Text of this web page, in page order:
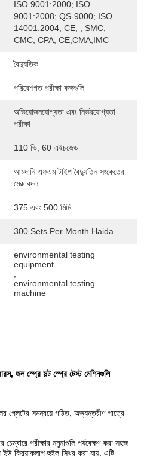
ISO 9001:2000; ISO
9001:2008; QS-9000; ISO
14001:2004; CE, , SMC,
CMC, CPA, CE,CMA,IMC
বৈদ্যুতিক
পরিবেশগত পরীক্ষা কক্ষগুলি
অভিযোজনযোগ্যতা এবং নির্ভরযোগ্যতা
পরীক্ষা
110 ভি, 60 এইচজেড
আমদানি এফএম টাইপ বৈদ্যুতিন সংকেতের
মেরু বদল
375 এবং 500 মিমি
300 Sets Per Month Haida
environmental testing
equipment
environmental testing
machine
জল স্প্রে সল্ট স্প্রে টেস্ট মেশিনগুলি
প্লেটের সমন্বয়ে গঠিত, অভ্যন্তরীণ পাত্রে
পরীক্ষার নমুনাগুলি পর্যবেক্ষণ করা সহজ
ইউ ক্রিয়াকলাপ হুইল স্থির করা যায়, এটি